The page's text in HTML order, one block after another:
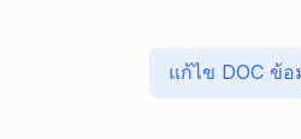
แก้ไข DOC ข้อ